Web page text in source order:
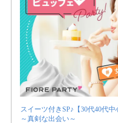
スイーツ付きSP♪【30代40代
～真剣な出会い～